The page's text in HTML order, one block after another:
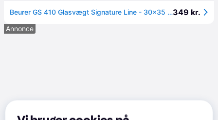
Beurer GS 410 Glasvægt Signature Line - 30x35 cm. - Sort349 kr.
Annonce